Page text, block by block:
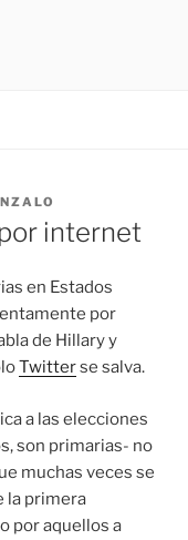
internet
en Estados
por
de Hillary y
Twitterse salva.
a las elecciones
son primarias- no
muchas veces se
la primera
por aquellos a